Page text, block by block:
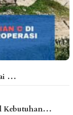
…
Kebutuhan…